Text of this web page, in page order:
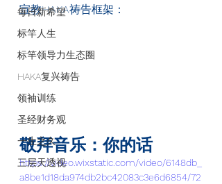
每日新希望
标竿人生
标竿领导力生态圈
HAKA复兴祷告
领袖训练
圣经财务观
一生之久
三层天透视
宣教HAKA祷告框架：
敬拜音乐：你的话
https://video.wixstatic.com/video/6148db_
a8be1d18da974db2bc42083c3e6d6854/72